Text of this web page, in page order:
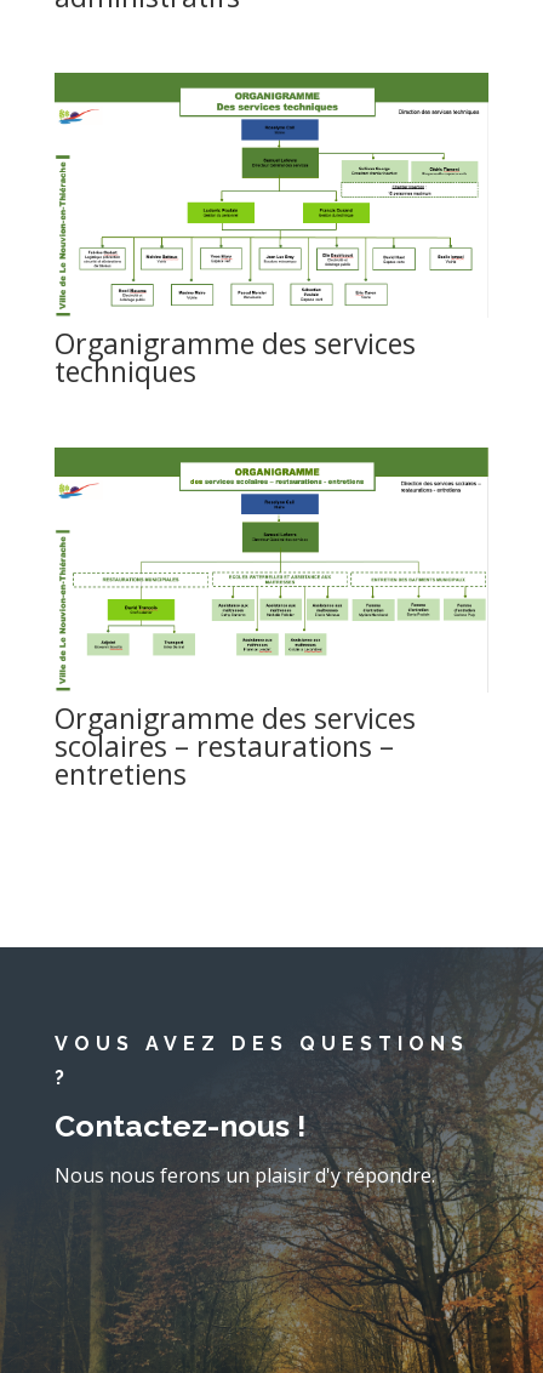
Organigramme des services
techniques
Organigramme des services
scolaires – restaurations –
entretiens
VOUS AVEZ DES QUESTIONS
?
Contactez-nous !
Nous nous ferons un plaisir d'y répondre.